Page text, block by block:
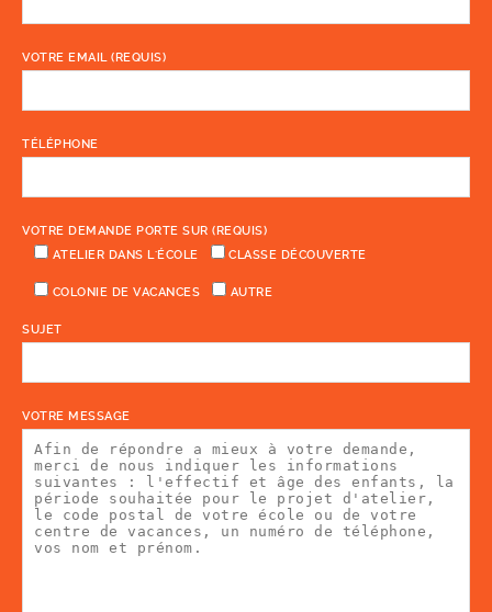
VOTRE EMAIL (REQUIS)
TÉLÉPHONE
VOTRE DEMANDE PORTE SUR (REQUIS)
ATELIER DANS L'ÉCOLE
CLASSE DÉCOUVERTE
COLONIE DE VACANCES AUTRE
SUJET
VOTRE MESSAGE